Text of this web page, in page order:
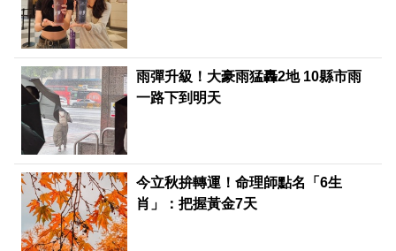
雨彈升級！大豪雨猛轟2地 10縣市雨
一路下到明天
今立秋拚轉運！命理師點名「6生
肖」：把握黃金7天